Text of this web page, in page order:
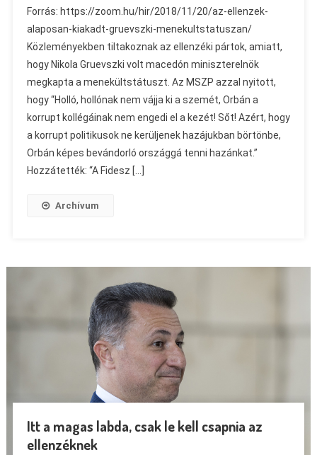
Forrás: https://zoom.hu/hir/2018/11/20/az-ellenzek-
alaposan-kiakadt-gruevszki-menekultstatuszan/
Közleményekben tiltakoznak az ellenzéki pártok, amiatt,
hogy Nikola Gruevszki volt macedón miniszterelnök
megkapta a menekültstátuszt. Az MSZP azzal nyitott,
hogy “Holló, hollónak nem vájja ki a szemét, Orbán a
korrupt kollégáinak nem engedi el a kezét! Sőt! Azért, hogy
a korrupt politikusok ne kerüljenek hazájukban börtönbe,
Orbán képes bevándorló országgá tenni hazánkat.”
Hozzátették: “A Fidesz […]
Archívum
Itt a magas labda, csak le kell csapnia az
ellenzéknek